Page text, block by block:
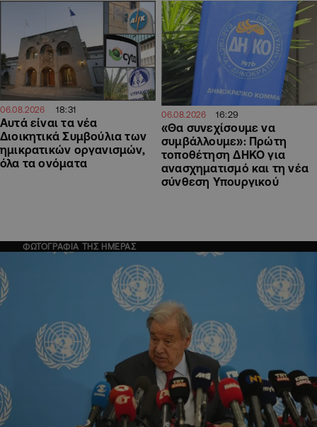
06.08.2026 18:31
Αυτά είναι τα νέα
Διοικητικά Συμβούλια των
ημικρατικών οργανισμών,
όλα τα ονόματα
06.08.2026 16:29
«Θα συνεχίσουμε να
συμβάλλουμε»: Πρώτη
τοποθέτηση ΔΗΚΟ για
ανασχηματισμό και τη νέα
σύνθεση Υπουργικού
ΦΩΤΟΓΡΑΦΙΑ ΤΗΣ ΗΜΕΡΑΣ